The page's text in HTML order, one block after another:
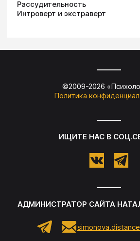
Рассудительность
Интроверт и экстраверт
©2009-2026 «
Политика
ИЩИТЕ НАС В
АДМИНИСТРАТОР САЙТА